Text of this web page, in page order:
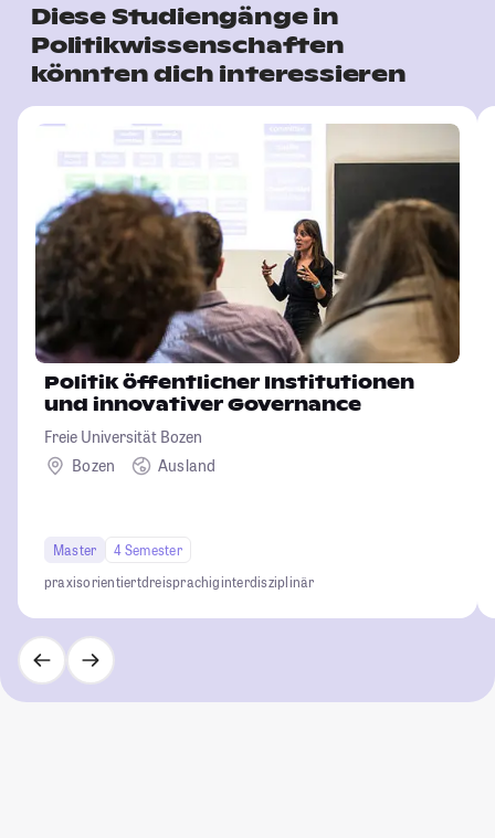
Diese Studiengänge in
Politikwissenschaften
könnten dich interessieren
Politik öffentlicher Institutionen
und innovativer Governance
Freie Universität Bozen
Bozen
Ausland
Master
4 Semester
praxisorientiertdreisprachiginterdisziplinär